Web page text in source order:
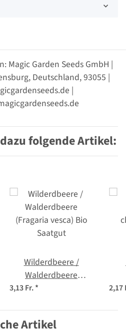
Magic Garden Seeds GmbH |
Deutschland, 93055 |
|
folgende Artikel:
Wilderdbeere /
Walderdbeere
(Fragaria vesca) Bio
3,13 Fr.* 2,17
Artikel